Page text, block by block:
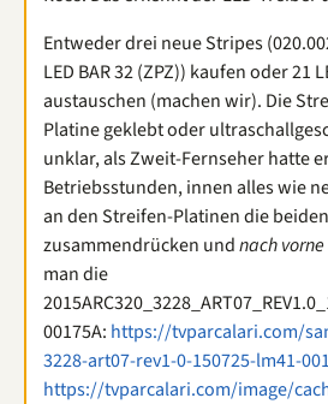
Entweder drei neue Stripes
LED BAR 32 (ZPZ)) kaufen oder 21
austauschen (machen wir). Die
Platine geklebt oder
unklar, als Zweit-Fernseher hatte
Betriebsstunden, innen alles wie
an den Streifen-Platinen die
zusammendrücken undnach vorne
man die
00175A: https://tvparcalari.com/
3228-art07-rev1-0-150725-lm41-
https://tvparcalari.com/image/